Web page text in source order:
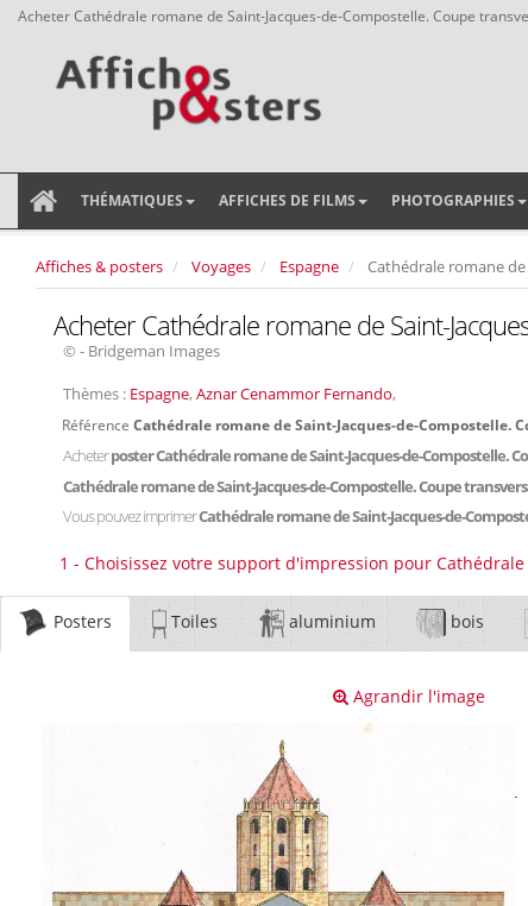
Acheter Cathédrale romane de Saint-Jacques-de-Compostelle. Coupe
THÉMATIQUES AFFICHES DE FILMS PHOTOGRAPHIES
Affiches & posters Voyages Espagne Cathédrale romane
Acheter Cathédrale romane de Saint-
© - Bridgeman Images
Thèmes : Espagne, Aznar Cenammor Fernando,
Référence Cathédrale romane de Saint-Jacques-de-Compostelle.
Acheterposter Cathédrale romane de Saint-Jacques-de-Compostelle.
Cathédrale romane de Saint-Jacques-de-Compostelle. Coupe
Vous pouvez imprimerCathédrale romane de Saint-Jacques-de-
1 - Choisissez votre support d'impression pour
Posters Toiles aluminium bois
Agrandir l'image